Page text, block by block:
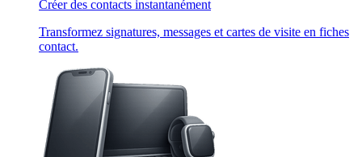
Créer des contacts instantanément
Transformez signatures, messages et cartes de visite en fiches
contact.